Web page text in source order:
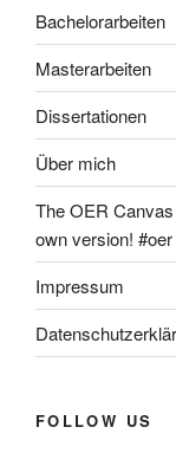
Bachelorarbeiten
Masterarbeiten
Dissertationen
Über mich
The OER
own version!
Impressum
FOLLOW US